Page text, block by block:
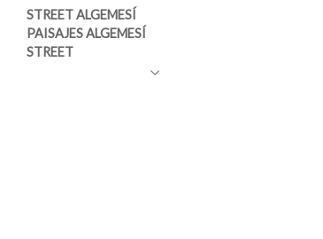
STREET ALGEMESÍ
PAISAJES ALGEMESÍ
STREET